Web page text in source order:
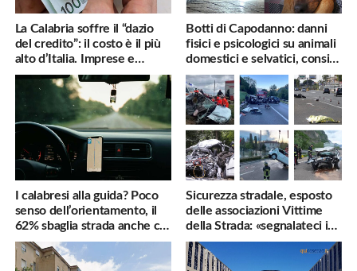
La Calabria soffre il “dazio
del credito”: il costo è il più
alto d’Italia. Imprese e
famiglie penalizzate
Botti di Capodanno: danni
fisici e psicologici su animali
domestici e selvatici, consigli
utili
I calabresi alla guida? Poco
senso dell’orientamento, il
62% sbaglia strada anche col
navigatore
Sicurezza stradale, esposto
delle associazioni Vittime
della Strada: «segnalateci i
pericoli, interverremo
subito»